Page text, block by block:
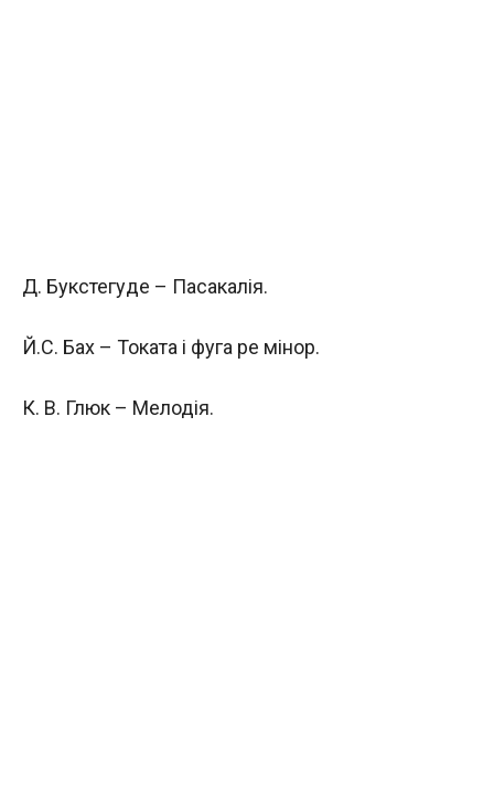
Д. Букстегуде – Пасакалія.
Й.С. Бах – Токата і фуга ре мінор.
К. В. Глюк – Мелодія.